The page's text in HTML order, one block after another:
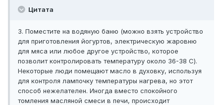
Цитата
3. Поместите на водяную баню (можно взять устройство
для приготовления йогуртов, электрическую жаровню
для мяса или любое другое устройство, которое
позволит контролировать температуру около 36-38 С).
Некоторые люди помещают масло в духовку, используя
для контроля лампочку температуры нагрева, но этот
способ нежелателен. Иногда вместо спокойного
томления масляной смеси в печи, происходит